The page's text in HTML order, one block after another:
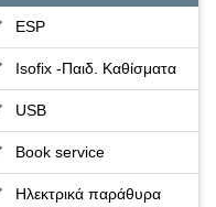
ESP
Isofix -Παιδ. Καθίσματα
USB
Book service
Ηλεκτρικά παράθυρα